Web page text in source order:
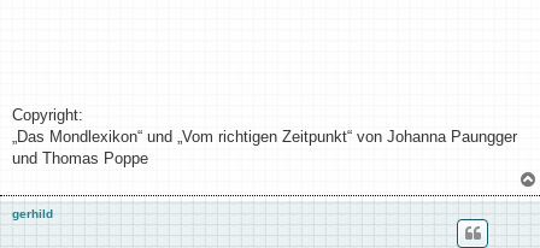
Copyright:
„Das Mondlexikon“ und „Vom richtigen Zeitpunkt“ von Johanna Paungger
und Thomas Poppe
gerhild